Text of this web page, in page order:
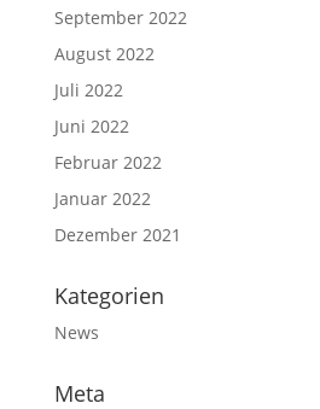
September 2022
August 2022
Juli 2022
Juni 2022
Februar 2022
Januar 2022
Dezember 2021
Kategorien
News
Meta